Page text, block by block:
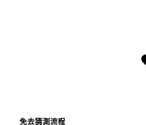
免去猜測流程